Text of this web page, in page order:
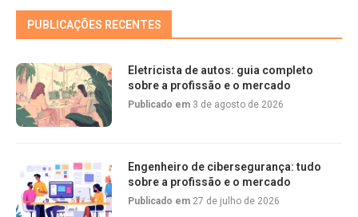
PUBLICAÇÕES RECENTES
Eletricista de autos: guia completo
sobre a profissão e o mercado
Publicado em 3 de agosto de 2026
Engenheiro de cibersegurança: tudo
sobre a profissão e o mercado
Publicado em 27 de julho de 2026